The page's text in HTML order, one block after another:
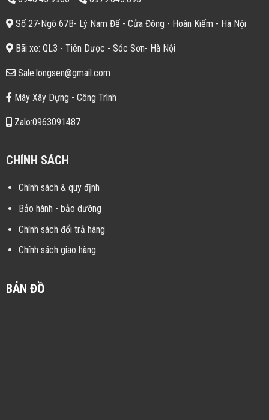
Số 27-Ngõ 67B- Lý Nam Đế - Cửa Đông - Hoàn Kiếm - Hà Nội
Bãi xe: QL3 - Tiên Dược - Sóc Sơn- Hà Nội
Sale.longsen@gmail.com
Máy Xây Dựng - Công Trình
Zalo:0963091487
CHÍNH SÁCH
Chính sách & quy định
Bảo hành - bảo dưỡng
Chính sách đổi trả hàng
Chính sách giao hàng
BẢN ĐỒ